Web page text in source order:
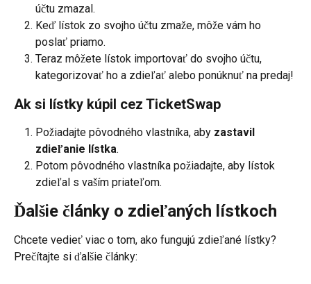
účtu zmazal.
Keď lístok zo svojho účtu zmaže, môže vám ho
poslať priamo.
Teraz môžete lístok importovať do svojho účtu,
kategorizovať ho a zdieľať alebo ponúknuť na predaj!
Ak si lístky kúpil cez TicketSwap
Požiadajte pôvodného vlastníka, aby zastavil
zdieľanie lístka.
Potom pôvodného vlastníka požiadajte, aby lístok
zdieľal s vaším priateľom.
Ďalšie články o zdieľaných lístkoch
Chcete vedieť viac o tom, ako fungujú zdieľané lístky?
Prečítajte si ďalšie články: